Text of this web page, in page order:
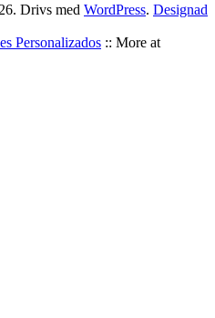
Drivs med WordPress. Designad
Personalizados :: More at